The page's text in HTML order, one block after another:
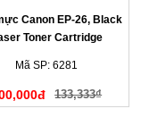
Canon EP-26, Black
Toner Cartridge
Mã SP: 6281
133,333₫